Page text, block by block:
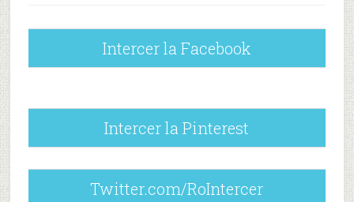
Intercer la Facebook
Intercer la Pinterest
Twitter.com/RoIntercer